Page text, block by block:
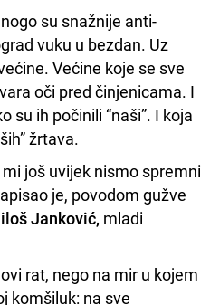
su snažnije anti-
vuku u bezdan. Uz
Većine koje se sve
oči pred činjenicama. I
su ih počinili “naši”. I koja
žrtava.
još uvijek nismo spremni
je, povodom gužve
Janković, mladi
rat, nego na mir u kojem
komšiluk: na sve